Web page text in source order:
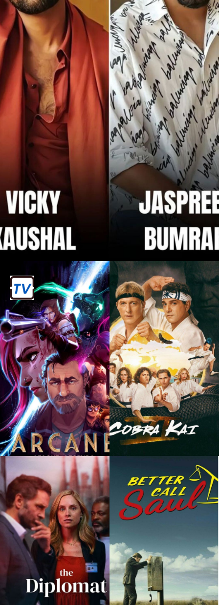
IPL जैसे इवेंट्स में तो क्रिकेट और बॉलीवुड का
मेल और भी दिलचस्प हो जाता है। कई बॉलीवुड
सितारे क्रिकेट टीमों के मालिक हैं, और उनकी
पार्टनरशिप्स के चर्चे आए दिन होते रहते हैं।